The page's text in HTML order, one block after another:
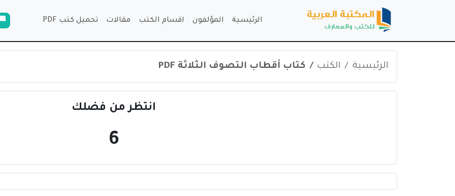
الرئيسية المؤلفون اقسام الكتب مقالات تحميل كتب PDF
الرئيسية الكتب كتاب أقطاب التصوف الثلاثة PDF
انتظر من فضلك
6